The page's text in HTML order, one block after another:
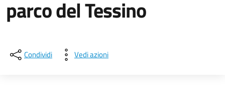
parco del Tessino
Condividi Vedi azioni